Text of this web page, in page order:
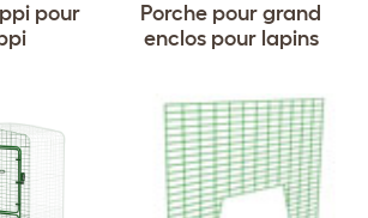
pour
Porche pour grand
enclos pour lapins